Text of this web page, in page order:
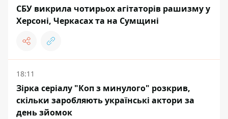
СБУ викрила чотирьох агітаторів рашизму у
Херсоні, Черкасах та на Сумщині
18:11
Зірка серіалу "Коп з минулого" розкрив,
скільки заробляють українські актори за
день зйомок